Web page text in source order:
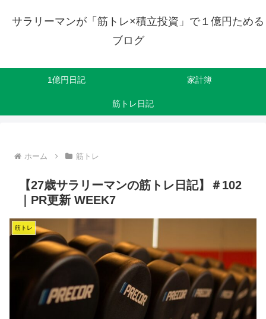
サラリーマンが「筋トレ×積立投資」で１億円ためる
ブログ
1億円日記 家計簿
筋トレ日記
ホーム 筋トレ
【27歳サラリーマンの筋トレ日記】＃102
｜PR更新 WEEK7
筋トレ